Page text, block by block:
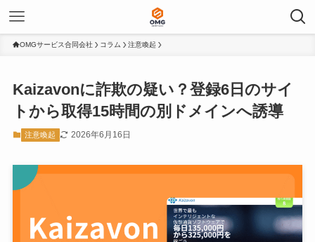
OMGサービス合同会社 コラム 注意喚起
Kaizavonに詐欺の疑い？登録6日のサイ
トから取得15時間の別ドメインへ誘導
注意喚起 2026年6月16日